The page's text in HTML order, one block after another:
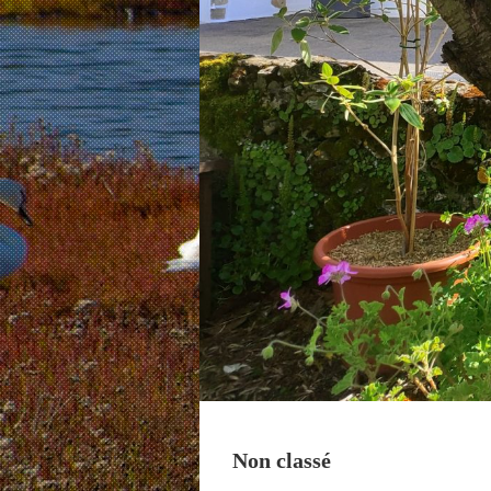
Non classé